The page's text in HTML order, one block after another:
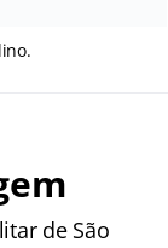
de São